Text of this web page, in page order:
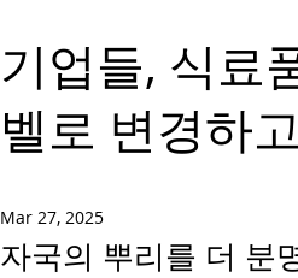
기업들, 식료
벨로 변경하
Mar 27, 2025
자국의 뿌리를 더 분